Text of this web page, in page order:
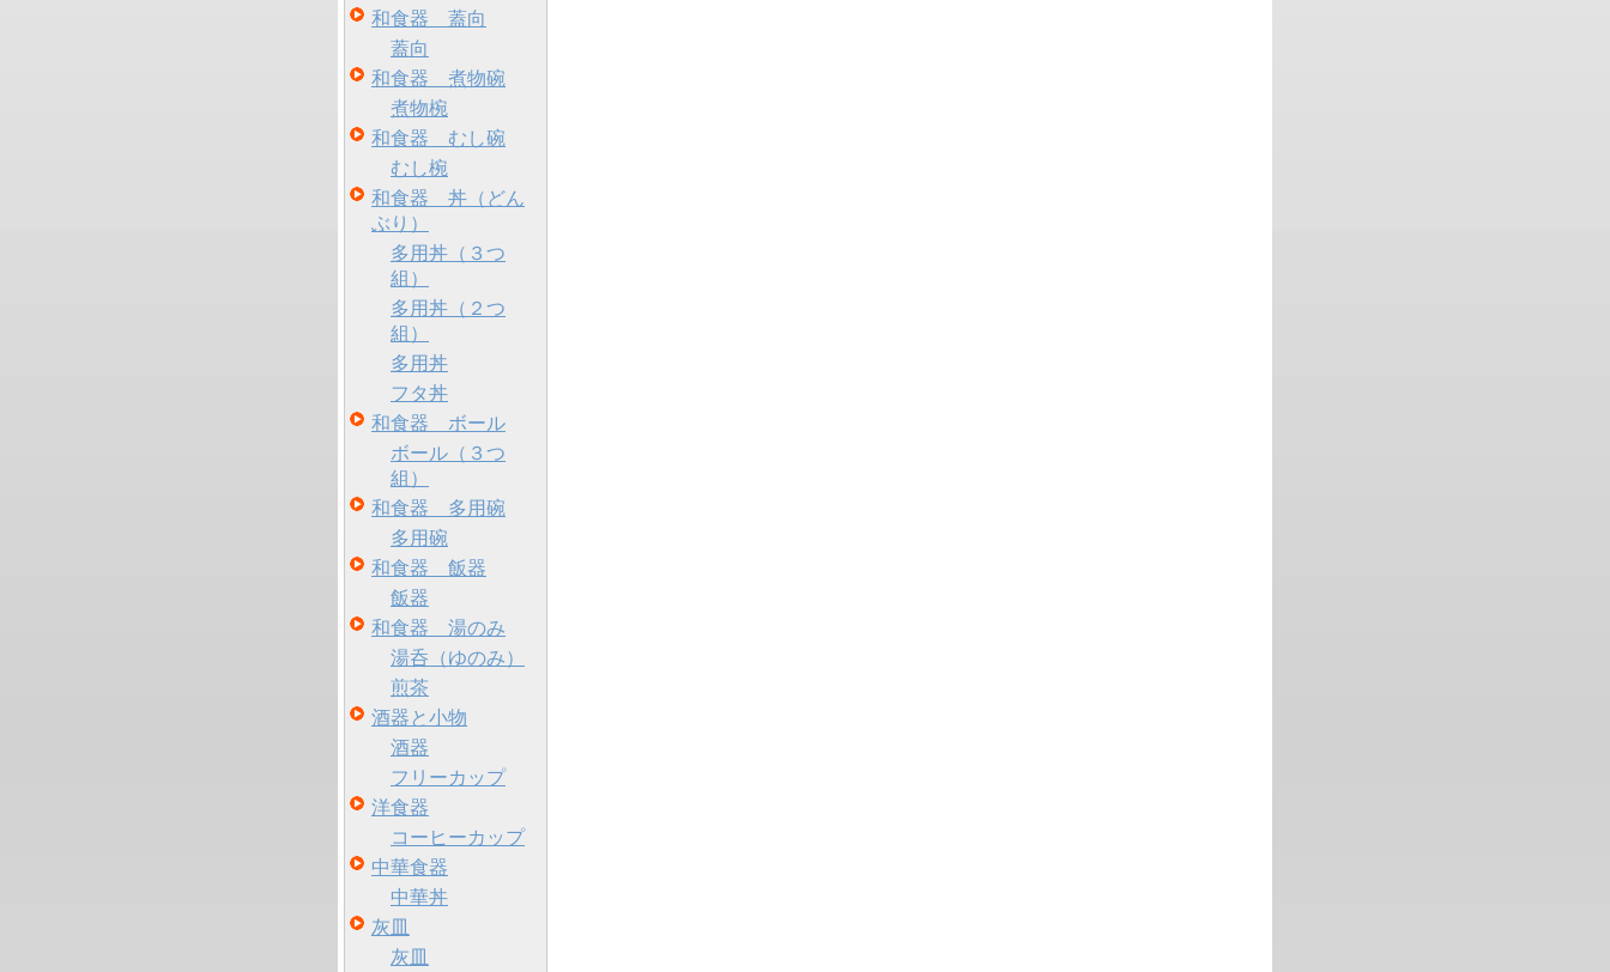
和食器 蓋向
蓋向
和食器 煮物碗
煮物椀
和食器 むし碗
むし椀
和食器 丼（どん
ぶり）
多用丼（３つ
組）
多用丼（２つ
組）
多用丼
フタ丼
和食器 ボール
ボール（３つ
組）
和食器 多用碗
多用碗
和食器 飯器
飯器
和食器 湯のみ
湯呑（ゆのみ）
煎茶
酒器と小物
酒器
フリーカップ
洋食器
コーヒーカップ
中華食器
中華丼
灰皿
灰皿